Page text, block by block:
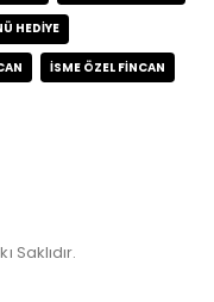
HEDIYE
İSME ÖZEL FINCAN
Saklıdır.